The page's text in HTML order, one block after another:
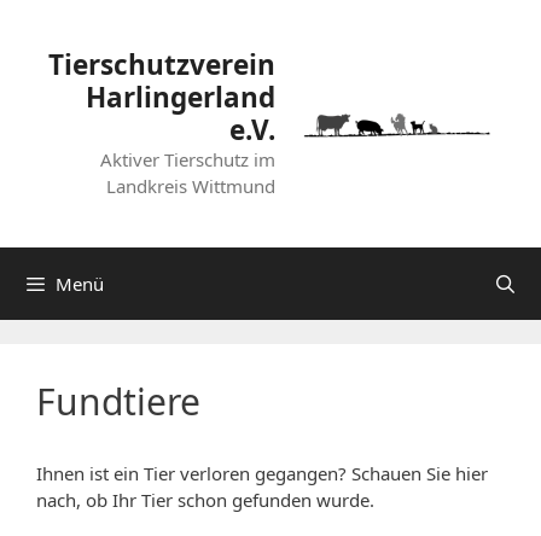
springenTierschutzverein
Harlingerland
e.V.
Aktiver Tierschutz im
Landkreis Wittmund
Menü
Fundtiere
Ihnen ist ein Tier verloren gegangen? Schauen Sie hier
nach, ob Ihr Tier schon gefunden wurde.